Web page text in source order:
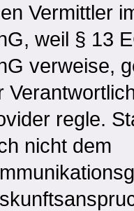
Vermittler
weil § 13
verweise,
regle.
nicht dem